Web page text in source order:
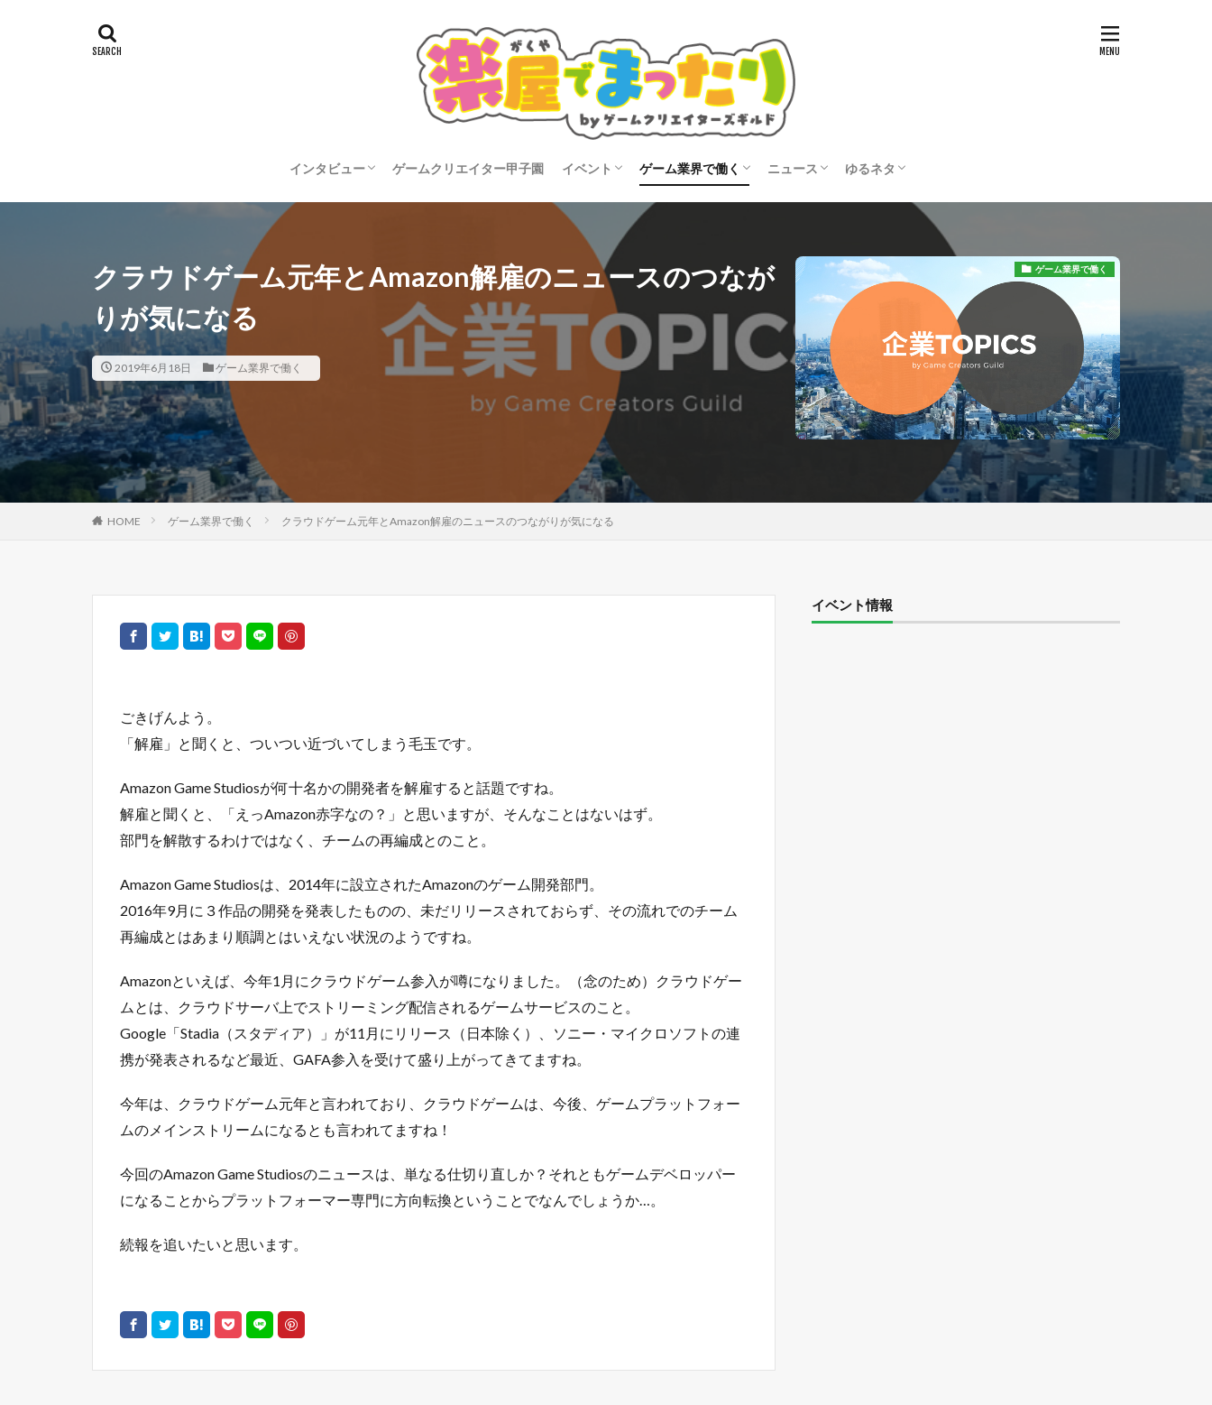
インタビュー
企業インタビュー
クリエイターインタビュー
ゲームクリエイター甲子園 イベント
開催告知
イベントレポート
ゲーム業界で働く
就活
転職
ニュース
コンテスト
ゆるネタ
配信・実況
ボードゲーム
編集部の部屋
クラウドゲーム元年とAmazon解雇のニュースのつなが
りが気になる
2019年6月18日 ゲーム業界で働く
ゲーム業界で働く
HOME ゲーム業界で働く クラウドゲーム元年とAmazon解雇のニュースのつながりが気になる
ごきげんよう。
「解雇」と聞くと、ついつい近づいてしまう毛玉です。
Amazon Game Studiosが何十名かの開発者を解雇すると話題ですね。
解雇と聞くと、「えっAmazon赤字なの？」と思いますが、そんなことはないはず。
部門を解散するわけではなく、チームの再編成とのこと。
Amazon Game Studiosは、2014年に設立されたAmazonのゲーム開発部門。
2016年9月に３作品の開発を発表したものの、未だリリースされておらず、その流れでのチーム
再編成とはあまり順調とはいえない状況のようですね。
Amazonといえば、今年1月にクラウドゲーム参入が噂になりました。（念のため）クラウドゲー
ムとは、クラウドサーバ上でストリーミング配信されるゲームサービスのこと。
Google「Stadia（スタディア）」が11月にリリース（日本除く）、ソニー・マイクロソフトの連
携が発表されるなど最近、GAFA参入を受けて盛り上がってきてますね。
今年は、クラウドゲーム元年と言われており、クラウドゲームは、今後、ゲームプラットフォー
ムのメインストリームになるとも言われてますね！
今回のAmazon Game Studiosのニュースは、単なる仕切り直しか？それともゲームデベロッパー
になることからプラットフォーマー専門に方向転換ということでなんでしょうか…。
続報を追いたいと思います。
イベント情報